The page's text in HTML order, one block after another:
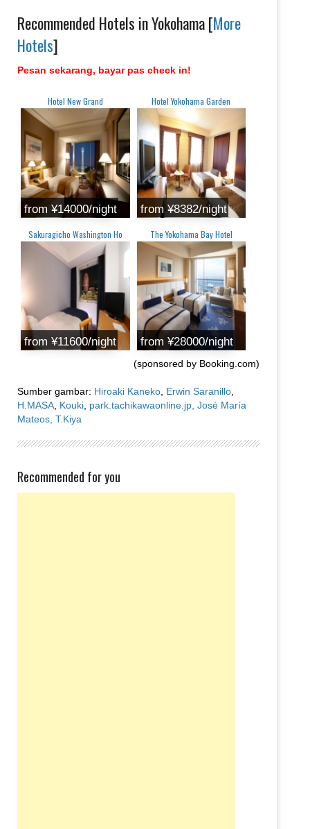
Recommended Hotels in Yokohama [More
Hotels]
Pesan sekarang, bayar pas check in!
Hotel New Grand
from ¥14000/night
Hotel Yokohama Garden
from ¥8382/night
Sakuragicho Washington Ho
from ¥11600/night
The Yokohama Bay Hotel
from ¥28000/night
(sponsored by Booking.com)
Sumber gambar: Hiroaki Kaneko, Erwin Saranillo,
H.MASA, Kouki, park.tachikawaonline.jp, José María
Mateos, T.Kiya
Recommended for you